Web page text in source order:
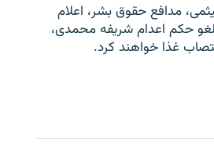
مدافع حقوق بشر، اعلام
حکم اعدام شریفه محمدی،
غذا خواهند کرد.